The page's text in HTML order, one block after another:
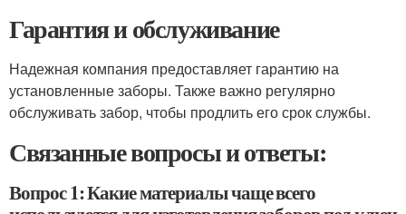
Гарантия и обслуживание
Надежная компания предоставляет гарантию на
установленные заборы. Также важно регулярно
обслуживать забор, чтобы продлить его срок службы.
Связанные вопросы и ответы:
Вопрос 1: Какие материалы чаще всего